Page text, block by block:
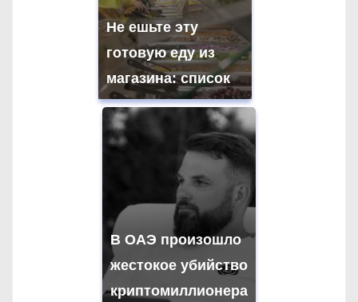
Не ешьте эту
готовую еду из
магазина: список
В ОАЭ произошло
жестокое убийство
криптомиллионера